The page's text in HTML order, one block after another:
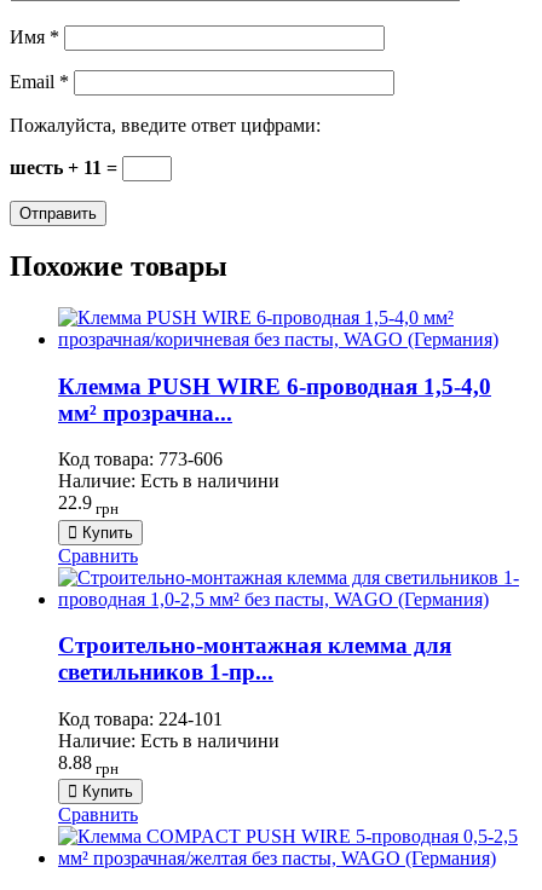
Имя *
Email *
Пожалуйста, введите ответ цифрами:
шесть + 11 =
Похожие товары
Клемма PUSH WIRE 6-проводная 1,5-4,0
мм² прозрачна...
Код товара: 773-606
Наличие: Есть в наличини
22.9 грн
Купить
Сравнить
Строительно-монтажная клемма для
светильников 1-пр...
Код товара: 224-101
Наличие: Есть в наличини
8.88 грн
Купить
Сравнить